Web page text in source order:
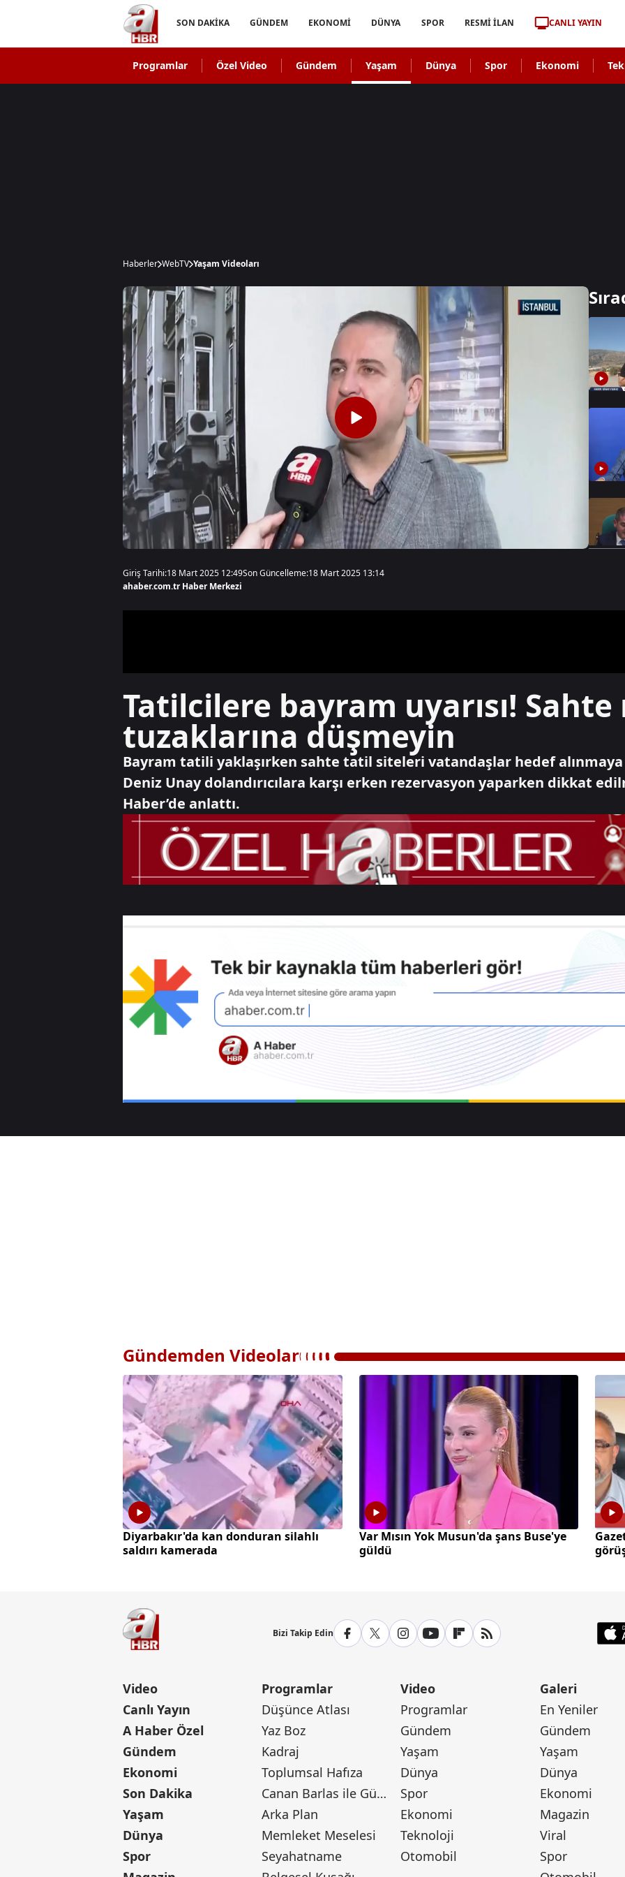
SON DAKİKA GÜNDEM EKONOMİ DÜNYA SPOR RESMİ İLAN CANLI YAYIN
Programlar Özel Video Gündem Yaşam Dünya Spor Ekonomi
Haberler WebTV Yaşam Videoları
Giriş Tarihi:18 Mart 2025 12:49Son Güncelleme:18 Mart 2025 13:14
ahaber.com.tr Haber Merkezi
Tatilcilere bayram uyarısı!
tuzaklarına düşmeyin
Bayram tatili yaklaşırken sahte tatil siteleri vatandaşlar hedef alınmaya
Deniz Unay dolandırıcılara karşı erken rezervasyon yaparken dikkat
Haber’de anlattı.
Gündemden Videolar
Diyarbakır'da kan donduran silahlı
saldırı kamerada
Var Mısın Yok Musun'da şans Buse'ye
güldü
Bizi Takip Edin
Video
Canlı Yayın
A Haber Özel
Gündem
Ekonomi
Son Dakika
Yaşam
Dünya
Spor
Programlar
Düşünce Atlası
Yaz Boz
Kadraj
Toplumsal Hafıza
Canan Barlas ile Gündem
Arka Plan
Memleket Meselesi
Seyahatname
Video
Programlar
Gündem
Yaşam
Dünya
Spor
Ekonomi
Teknoloji
Otomobil
Galeri
En Yeniler
Gündem
Yaşam
Dünya
Ekonomi
Magazin
Viral
Spor